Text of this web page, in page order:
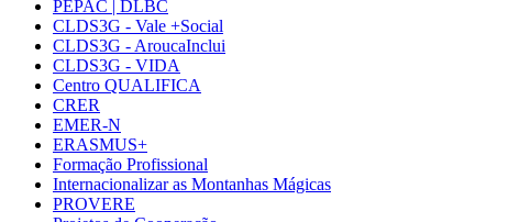
PEPAC | DLBC
CLDS3G - Vale +Social
CLDS3G - AroucaInclui
CLDS3G - VIDA
Centro QUALIFICA
CRER
EMER-N
ERASMUS+
Formação Profissional
Internacionalizar as Montanhas Mágicas
PROVERE